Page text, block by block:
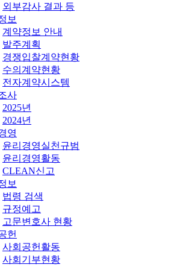
외부감사 결과 등
보
계약정보 안내
발주계획
경쟁입찰계약현황
수의계약현황
전자계약시스템
사
2025년
2024년
영
윤리경영실천규범
윤리경영활동
CLEAN신고
보
법령 검색
규정예고
고문변호사 현황
헌
사회공헌활동
사회기부현황